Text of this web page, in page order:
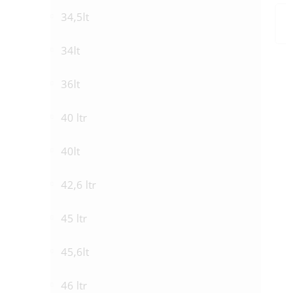
34,5lt
34lt
36lt
40 ltr
40lt
42,6 ltr
45 ltr
45,6lt
46 ltr